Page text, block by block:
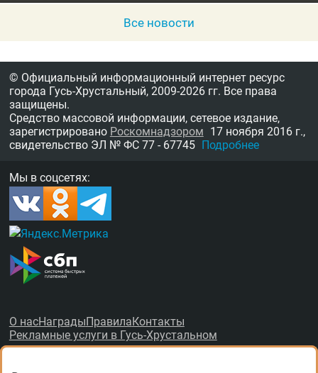
Все новости
© Официальный информационный интернет ресурс
города Гусь-Хрустальный, 2009-2026 гг. Все права
защищены.
Средство массовой информации, сетевое издание,
зарегистрировано Роскомнадзором 17 ноября 2016 г.,
свидетельство ЭЛ № ФС 77 - 67745 Подробнее
Мы в соцсетях:
О насНаградыПравилаКонтакты
Рекламные услуги в Гусь-Хрустальном